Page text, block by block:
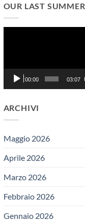
OUR LAST SUMMER
00:00 03:07
ARCHIVI
Maggio 2026
Aprile 2026
Marzo 2026
Febbraio 2026
Gennaio 2026